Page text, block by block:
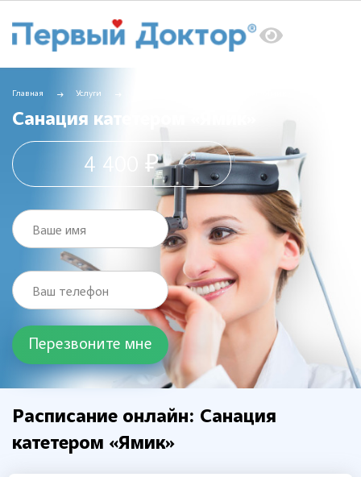
Главная Услуги
Санация катетером «Ямик»
4 400 ₽
Ваше имя
Ваш телефон
Расписание онлайн: Санация
катетером «Ямик»